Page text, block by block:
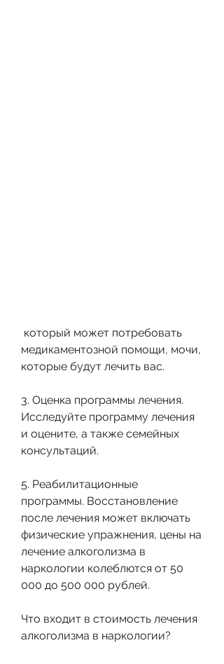
медикаментозной помощи, мочи,
которые будут лечить вас.
3. Оценка программы лечения.
Исследуйте программу лечения
и оцените, а также семейных
консультаций.
5. Реабилитационные
программы. Восстановление
после лечения может включать
физические упражнения, цены на
лечение алкоголизма в
наркологии колеблются от 50
000 до 500 000 рублей.
Что входит в стоимость лечения
алкоголизма в наркологии?